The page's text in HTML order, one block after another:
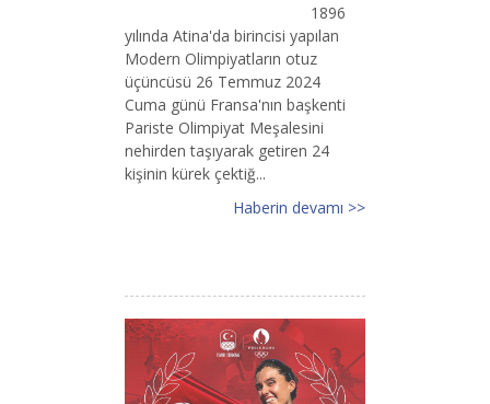
1896
yılında Atina'da birincisi yapılan
Modern Olimpiyatların otuz
üçüncüsü 26 Temmuz 2024
Cuma günü Fransa'nın başkenti
Pariste Olimpiyat Meşalesini
nehirden taşıyarak getiren 24
kişinin kürek çektiğ...
Haberin devamı >>